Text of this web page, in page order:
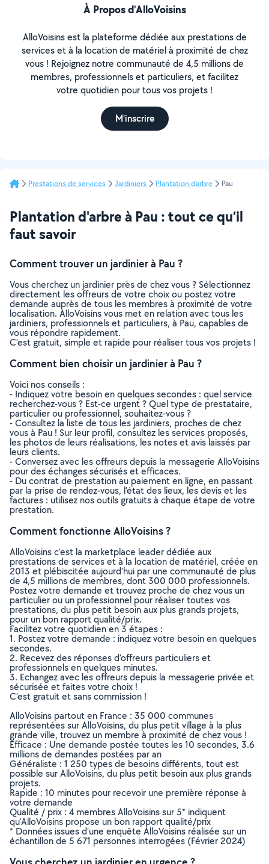
À Propos d’AlloVoisins
AlloVoisins est la plateforme dédiée aux prestations de
services et à la location de matériel à proximité de chez
vous ! Rejoignez notre communauté de 4,5 millions de
membres, professionnels et particuliers, et facilitez
votre quotidien pour tous vos projets !
M'inscrire
Prestations de services Jardiniers Plantation d'arbre Pau
Plantation d'arbre à Pau : tout ce qu’il
faut savoir
Comment trouver un jardinier à Pau ?
Vous cherchez un jardinier près de chez vous ? Sélectionnez
directement les offreurs de votre choix ou postez votre
demande auprès de tous les membres à proximité de votre
localisation. AlloVoisins vous met en relation avec tous les
jardiniers, professionnels et particuliers, à Pau, capables de
vous répondre rapidement.
C’est gratuit, simple et rapide pour réaliser tous vos projets !
Comment bien choisir un jardinier à Pau ?
Voici nos conseils :
- Indiquez votre besoin en quelques secondes : quel service
recherchez-vous ? Est-ce urgent ? Quel type de prestataire,
particulier ou professionnel, souhaitez-vous ?
- Consultez la liste de tous les jardiniers, proches de chez
vous à Pau ! Sur leur profil, consultez les services proposés,
les photos de leurs réalisations, les notes et avis laissés par
leurs clients.
- Conversez avec les offreurs depuis la messagerie AlloVoisins
pour des échanges sécurisés et efficaces.
- Du contrat de prestation au paiement en ligne, en passant
par la prise de rendez-vous, l’état des lieux, les devis et les
factures : utilisez nos outils gratuits à chaque étape de votre
prestation.
Comment fonctionne AlloVoisins ?
AlloVoisins c’est la marketplace leader dédiée aux
prestations de services et à la location de matériel, créée en
2013 et plébiscitée aujourd’hui par une communauté de plus
de 4,5 millions de membres, dont 300 000 professionnels.
Postez votre demande et trouvez proche de chez vous un
particulier ou un professionnel pour réaliser toutes vos
prestations, du plus petit besoin aux plus grands projets,
pour un bon rapport qualité/prix.
Facilitez votre quotidien en 3 étapes :
1. Postez votre demande : indiquez votre besoin en quelques
secondes.
2. Recevez des réponses d’offreurs particuliers et
professionnels en quelques minutes.
3. Echangez avec les offreurs depuis la messagerie privée et
sécurisée et faites votre choix !
C’est gratuit et sans commission !
AlloVoisins partout en France : 35 000 communes
représentées sur AlloVoisins, du plus petit village à la plus
grande ville, trouvez un membre à proximité de chez vous !
Efficace : Une demande postée toutes les 10 secondes, 3.6
millions de demandes postées par an
Généraliste : 1 250 types de besoins différents, tout est
possible sur AlloVoisins, du plus petit besoin aux plus grands
projets.
Rapide : 10 minutes pour recevoir une première réponse à
votre demande
Qualité / prix : 4 membres AlloVoisins sur 5* indiquent
qu’AlloVoisins propose un bon rapport qualité/prix
* Données issues d’une enquête AlloVoisins réalisée sur un
échantillon de 5 671 personnes interrogées (Février 2024)